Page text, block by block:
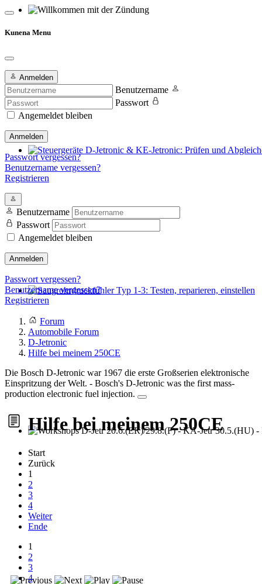
Steuergeräte D-Jetronic & KE-Jetronic: Prüfen und Abgleichen
Saugrohrdruckfühler Typ 1-3: Testen, reparieren, einstellen
Kunena Menu
Anmelden
Benutzername
Passwort
Angemeldet bleiben
Anmelden
Passwort vergessen?
Benutzername vergessen?
Registrieren
Benutzername
Passwort
Angemeldet bleiben
Anmelden
Passwort vergessen?
Benutzername vergessen?
Registrieren
Forum
Automobile Forum
D-Jetronic
Hilfe bei meinem 250CE
Die Bosch D-Jetronic war 1967 die erste Großserien elektronische
Einspritzung der Welt. - Bosch's D-Jetronic was the first mass-
production electronic fuel injection.
Hilfe bei meinem 250CE
Start
Zurück
1
2
3
4
Weiter
Ende
1
2
3
4